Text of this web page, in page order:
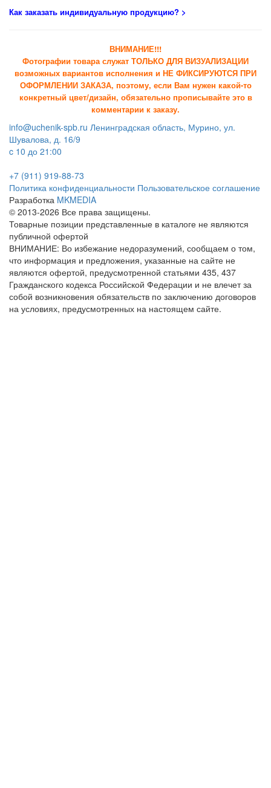
Как заказать индивидуальную продукцию? >
ВНИМАНИЕ!!!
Фотографии товара служат ТОЛЬКО ДЛЯ ВИЗУАЛИЗАЦИИ
возможных вариантов исполнения и НЕ ФИКСИРУЮТСЯ ПРИ
ОФОРМЛЕНИИ ЗАКАЗА, поэтому, если Вам нужен какой-то
конкретный цвет/дизайн, обязательно прописывайте это в
комментарии к заказу.
info@uchenik-spb.ru Ленинградская область, Мурино, ул.
Шувалова, д. 16/9
c 10 до 21:00
+7 (911) 919-88-73
Политика конфиденциальности Пользовательское соглашение
Разработка MKMEDIA
© 2013-2026 Все права защищены.
Товарные позиции представленные в каталоге не являются
публичной офертой
ВНИМАНИЕ: Во избежание недоразумений, сообщаем о том,
что информация и предложения, указанные на сайте не
являются офертой, предусмотренной статьями 435, 437
Гражданского кодекса Российской Федерации и не влечет за
собой возникновения обязательств по заключению договоров
на условиях, предусмотренных на настоящем сайте.